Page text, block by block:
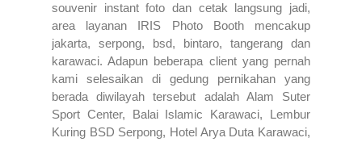
souvenir instant foto dan cetak langsung jadi,
area layanan IRIS Photo Booth mencakup
jakarta, serpong, bsd, bintaro, tangerang dan
karawaci. Adapun beberapa client yang pernah
kami selesaikan di gedung pernikahan yang
berada diwilayah tersebut adalah Alam Suter
Sport Center, Balai Islamic Karawaci, Lembur
Kuring BSD Serpong, Hotel Arya Duta Karawaci,